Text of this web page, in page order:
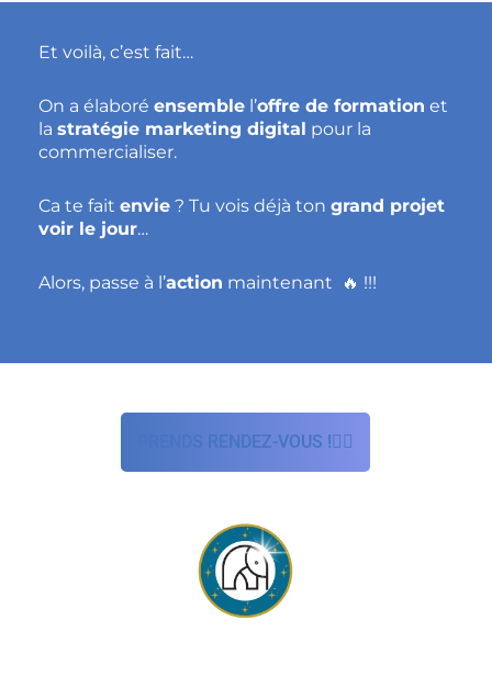
Et voilà, c’est fait…
On a élaboré ensemble l’offre de formation et
la stratégie marketing digital pour la
commercialiser.
Ca te fait envie ? Tu vois déjà ton grand projet
voir le jour…
Alors, passe à l’action maintenant 🔥 !!!
PRENDS RENDEZ-VOUS !🦸‍♀️